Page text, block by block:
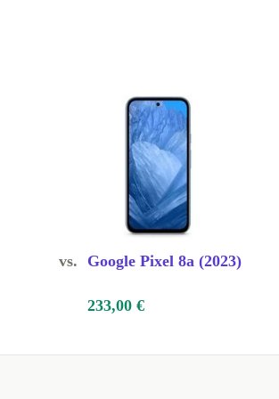
vs. Google Pixel 8a (2023)
233,00 €